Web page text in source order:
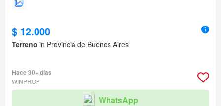
$ 12.000
Terreno in Provincia de Buenos Aires
Hace 30+ días
WINPROP
WhatsApp